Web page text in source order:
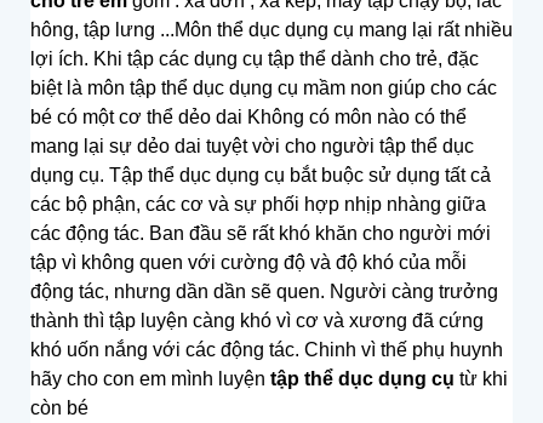
hông, tập lưng ...Môn thể dục dụng cụ mang lại rất nhiều
lợi ích. Khi tập các dụng cụ tập thể dành cho trẻ, đặc
biệt là môn tập thể dục dụng cụ mầm non giúp cho các
bé có một cơ thể dẻo dai Không có môn nào có thể
mang lại sự dẻo dai tuyệt vời cho người tập thể dục
dụng cụ. Tập thể dục dụng cụ bắt buộc sử dụng tất cả
các bộ phận, các cơ và sự phối hợp nhịp nhàng giữa
các động tác. Ban đầu sẽ rất khó khăn cho người mới
tập vì không quen với cường độ và độ khó của mỗi
động tác, nhưng dần dần sẽ quen. Người càng trưởng
thành thì tập luyện càng khó vì cơ và xương đã cứng
khó uốn nắng với các động tác. Chinh vì thế phụ huynh
hãy cho con em mình luyện tập thể dục dụng cụ từ khi
còn bé